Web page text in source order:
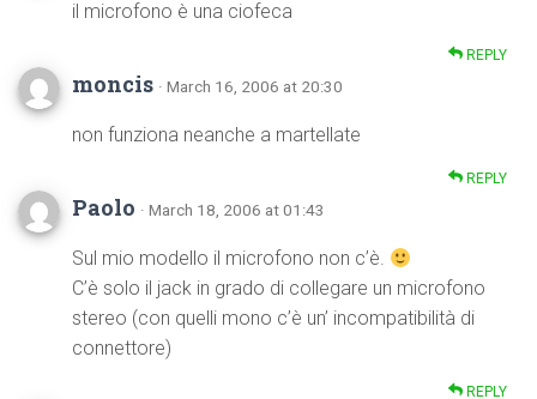
il microfono è una ciofeca
REPLY
moncis · March 16, 2006 at 20:30
non funziona neanche a martellate
REPLY
Paolo · March 18, 2006 at 01:43
Sul mio modello il microfono non c’è.
C’è solo il jack in grado di collegare un microfono
stereo (con quelli mono c’è un’ incompatibilità di
connettore)
REPLY